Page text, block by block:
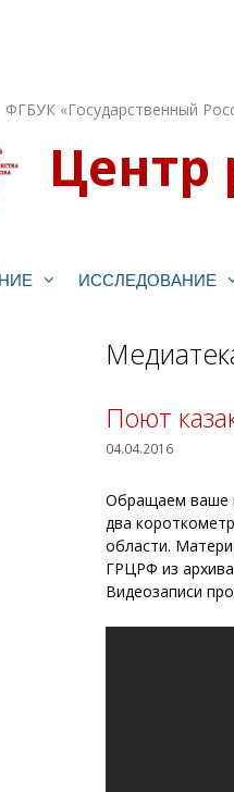
ФГБУК «Государственный
Центр
ИССЛЕДОВАНИЕ
Поют
04.04.2016
Обращаем ваше
два
области.
ГРЦРФ из
Видеозаписи